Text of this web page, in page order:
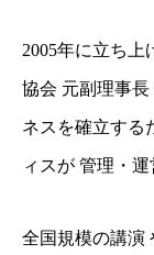
2005年に立ち上
協会 元副理事
ネスを確立する
ィスが 管理・運
全国規模の講演